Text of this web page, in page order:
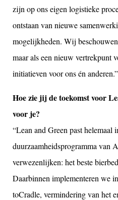
zijn op ons eigen logistieke
ontstaan van nieuwe
mogelijkheden. Wij
maar als een nieuw vertrekpunt
initiatieven voor ons én anderen.”
Hoe zie jij de toekomst voor
voor je?
“Lean and Green past helemaal
duurzaamheidsprogramma van
verwezenlijken: het beste
Daarbinnen implementeren we
toCradle, vermindering van het